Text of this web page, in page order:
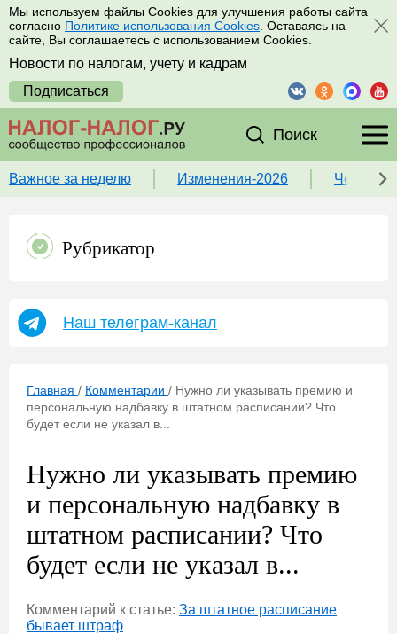
Мы используем файлы Cookies для улучшения работы сайта
согласно Политике использования Cookies . Оставаясь на
сайте, Вы соглашаетесь с использованием Cookies.
Новости по налогам, учету и кадрам
Подписаться
Поиск
Важное за неделю Изменения-2026 Чек-
Рубрикатор
Наш телеграм-канал
Главная / Комментарии / Нужно ли указывать премию и
персональную надбавку в штатном расписании? Что
будет если не указал в...
Нужно ли указывать премию
и персональную надбавку в
штатном расписании? Что
будет если не указал в...
Комментарий к статье: За штатное расписание
бывает штраф